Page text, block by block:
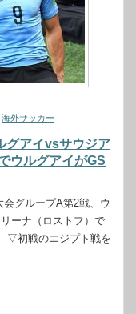
海外サッカー
グアイvsサウジア
ウルグアイがGS
グループA第2戦、ウ
ーナ（ロストフ）で
▽初戦のエジプト戦を